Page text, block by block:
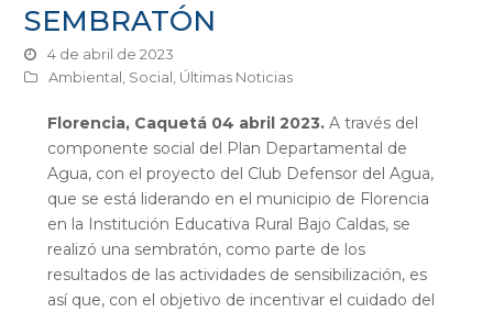
SEMBRATÓN
4 de abril de 2023
Ambiental Social Últimas Noticias
Florencia, Caquetá04 abril 2023.A través del
componente social del Plan Departamental de
Agua, con el proyecto del Club Defensor del Agua,
que se está liderando en el municipio de Florencia
en la Institución Educativa Rural Bajo Caldas, se
realizó una sembratón, como parte de los
resultados de las actividades de sensibilización, es
así que, con el objetivo de incentivar el cuidado del